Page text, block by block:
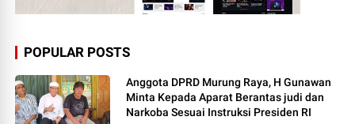
POPULAR POSTS
Anggota DPRD Murung Raya, H Gunawan
Minta Kepada Aparat Berantas judi dan
Narkoba Sesuai Instruksi Presiden RI